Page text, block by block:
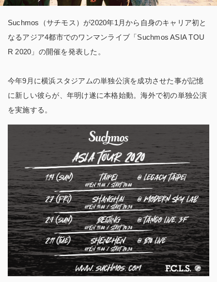
Suchmos（サチモス）が2020年1月から自身のキャリア初と
なるアジア4都市でのワンマンライブ「Suchmos ASIA TOU
R 2020」の開催を発表した。
今年9月に横浜スタジアムの単独公演を成功させた事が記憶
に新しい彼らが、年明け遂に本格始動。海外で初の単独公演
を実施する。